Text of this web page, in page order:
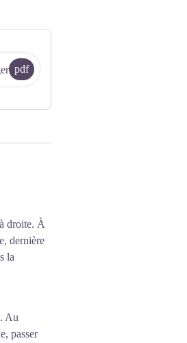
pdf
droite. À
dernière
la
Au
passer